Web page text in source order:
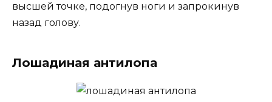
высшей точке, подогнув ноги и запрокинув
назад голову.
Лошадиная антилопа